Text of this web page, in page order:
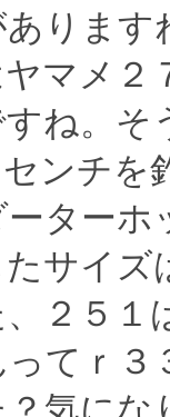
ありま
マメ２
ね。そ
ンチを
ターホ
サイ
２５１
てｒ